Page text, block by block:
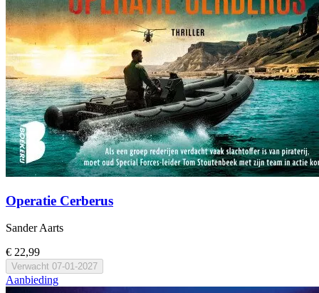
Operatie Cerberus
Sander Aarts
€ 22,99
Verwacht 07-01-2027
Aanbieding